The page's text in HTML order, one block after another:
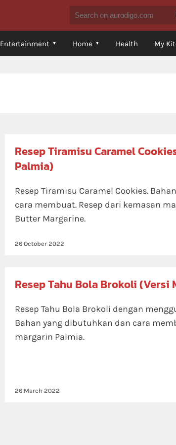
Entertainment Home Health My
Resep Tiramisu Caramel
Palmia)
Resep Tiramisu Caramel Cookies.
cara membuat. Resep dari kemasan
Butter Margarine.
26 October 2022
Resep Tahu Bola Brokoli (Versi
Resep Tahu Bola Brokoli dengan
Bahan yang dibutuhkan dan cara
margarin Palmia.
26 March 2022